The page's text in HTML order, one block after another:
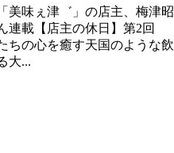
美味ぇ津゛」の店主、梅津昭
連載【店主の休日】第2回
ちの心を癒す天国のような飲
大...